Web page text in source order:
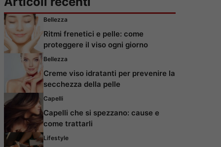
Bellezza
Ritmi frenetici e pelle: come
proteggere il viso ogni giorno
Bellezza
Creme viso idratanti per prevenire la
secchezza della pelle
Capelli
Capelli che si spezzano: cause e
come trattarli
Lifestyle